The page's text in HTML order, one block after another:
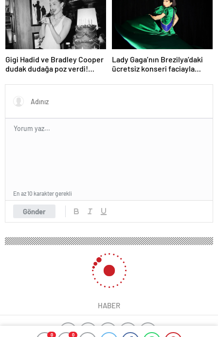
0 0
Gigi Hadid ve Bradley Cooper
dudak dudağa poz verdi!
Lady Gaga’nın Brezilya’daki
ücretsiz konseri faciayla
Gönder
En az 10 karakter gerekli
HABER